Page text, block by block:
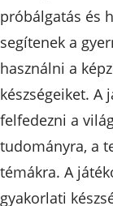
próbálgatás és
segítenek a
használni a
készségeiket. A
felfedezni a
tudományra, a
témákra. A
gyakorlati